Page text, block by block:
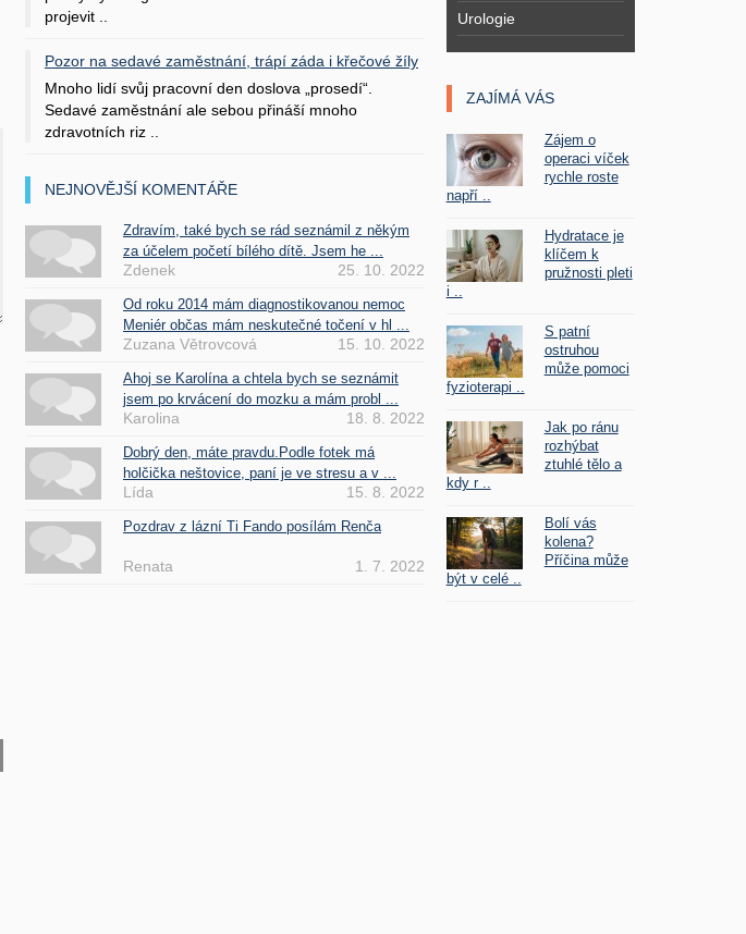
projevit ..
Pozor na sedavé zaměstnání, trápí záda i křečové žíly
Mnoho lidí svůj pracovní den doslova „prosedí“.
Sedavé zaměstnání ale sebou přináší mnoho
zdravotních riz ..
NEJNOVĚJŠÍ KOMENTÁŘE
Zdravím, také bych se rád seznámil z někým
za účelem početí bílého dítě. Jsem he ...
Zdenek 25. 10. 2022
Od roku 2014 mám diagnostikovanou nemoc
Meniér občas mám neskutečné točení v hl ...
Zuzana Větrovcová 15. 10. 2022
Ahoj se Karolína a chtela bych se seznámit
jsem po krvácení do mozku a mám probl ...
Karolina 18. 8. 2022
Dobrý den, máte pravdu.Podle fotek má
holčička neštovice, paní je ve stresu a v ...
Lída 15. 8. 2022
Pozdrav z lázní Ti Fando posílám Renča
Renata 1. 7. 2022
Urologie
ZAJÍMÁ VÁS
Zájem o
operaci víček
rychle roste
napří ..
Hydratace je
klíčem k
pružnosti pleti
i ..
S patní
ostruhou
může pomoci
fyzioterapi ..
Jak po ránu
rozhýbat
ztuhlé tělo a
kdy r ..
Bolí vás
kolena?
Příčina může
být v celé ..